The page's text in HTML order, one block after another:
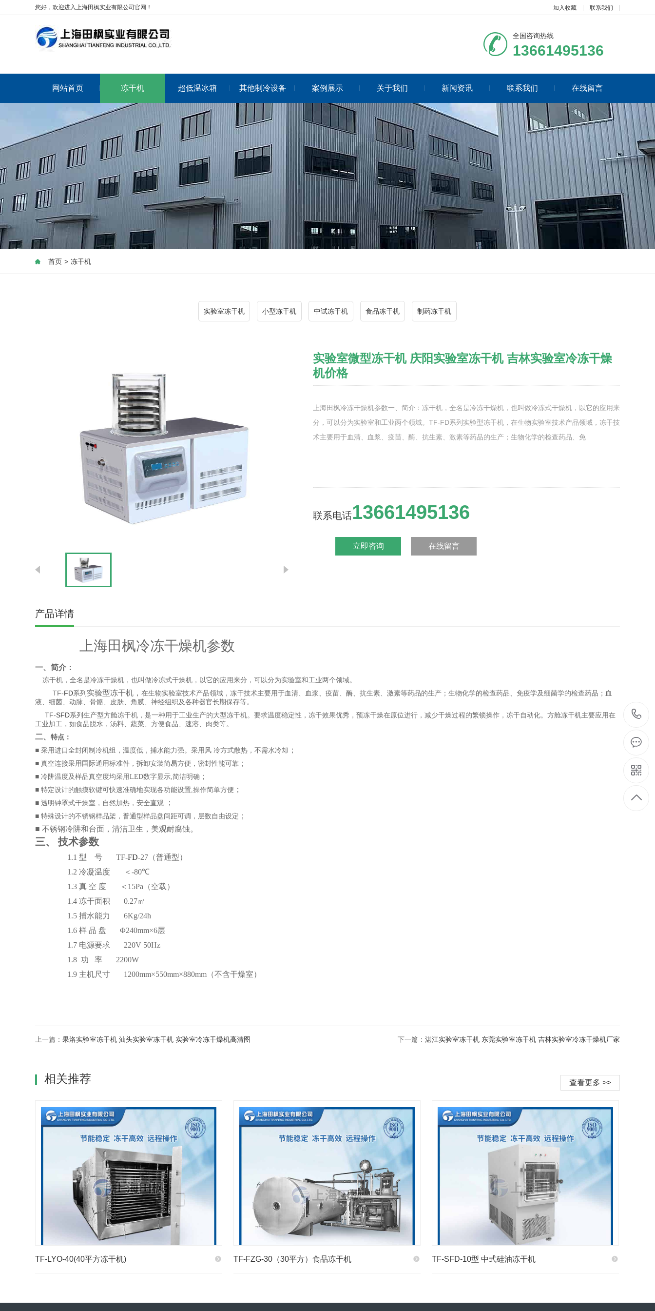
您好，欢迎进入上海田枫实业有限公司官网！ 加入收藏 联系我们
全国咨询热线
13661495136
网站首页 冻干机 超低温冰箱 其他制冷设备 案例展示 关于我们 新闻资讯 联系我们 在线留言
首页 > 冻干机
实验室冻干机 小型冻干机 中试冻干机 食品冻干机 制药冻干机
实验室微型冻干机 庆阳实验室冻干机 吉林实验室冷冻干燥
机价格
上海田枫冷冻干燥机参数一、简介：冻干机，全名是冷冻干燥机，也叫做冷冻式干燥机，以它的应用来
分，可以分为实验室和工业两个领域。TF-FD系列实验型冻干机，在生物实验室技术产品领域，冻干技
术主要用于血清、血浆、疫苗、酶、抗生素、激素等药品的生产；生物化学的检查药品、免
联系电话13661495136
立即咨询 在线留言
产品详情
上海田枫冷冻干燥机参数
一、简介：
冻干机，全名是冷冻干燥机，也叫做冷冻式干燥机，以它的应用来分，可以分为实验室和工业两个领域。
TF-FD系列 实验型冻干机， 在生物实验室技术产品领域，冻干技术主要用于血清、血浆、疫苗、酶、抗生素、激素等药品的生产；生物化学的检查药品、免疫学及细菌学的检查药品；血
液、细菌、动脉、骨骼、皮肤、角膜、神经组织及各种器官长期保存等。
TF-SFD系列生产型方舱冻干机，是一种用于工业生产的大型冻干机。要求温度稳定性，冻干效果优秀，预冻干燥在原位进行，减少干燥过程的繁锁操作，冻干自动化。方舱冻干机主要应用在
工业加工，如食品脱水，汤料、蔬菜、方便食品、速溶、肉类等。
二、 特点：
■ 采用进口全封闭制冷机组，温度低，捕水能力强。采用风 冷方式散热，不需水冷却 ；
■ 真空连接采用国际通用标准件，拆卸安装简易方便，密封性能可靠 ；
■ 冷阱温度及样品真空度均采用LED数字显示,简洁明确 ；
■ 特定设计的触摸软键可快速准确地实现各功能设置,操作简单方便 ；
■ 透明钟罩式干燥室，自然加热，安全直观 ；
■ 特殊设计的不锈钢样品架，普通型样品盘间距可调，层数自由设定 ；
■ 不锈钢冷阱和台面，清洁卫生，美观耐腐蚀。
三、 技术参数
1.1 型 号 TF-FD-27 （普通型）
1.2 冷凝温度 ＜ -80℃
1.3 真 空 度 ＜ 15Pa （空载）
1.4 冻干面积 0.27㎡
1.5 捕水能力
6Kg/24h
1.6 样 品 盘 Φ240mm×6层
1.7 电源要求
220V 50Hz
1.8 功 率 2200W
1.9 主机尺寸 1200mm×550mm×880mm （不含干燥室）
上一篇： 果洛实验室冻干机 汕头实验室冻干机 实验室冷冻干燥机高清图 下一篇： 湛江实验室冻干机 东莞实验室冻干机 吉林实验室冷冻干燥机厂家
查看更多 >>
相关推荐
TF-LYO-40(40平方冻干机) TF-FZG-30（30平方）食品冻干机 TF-SFD-10型 中式硅油冻干机